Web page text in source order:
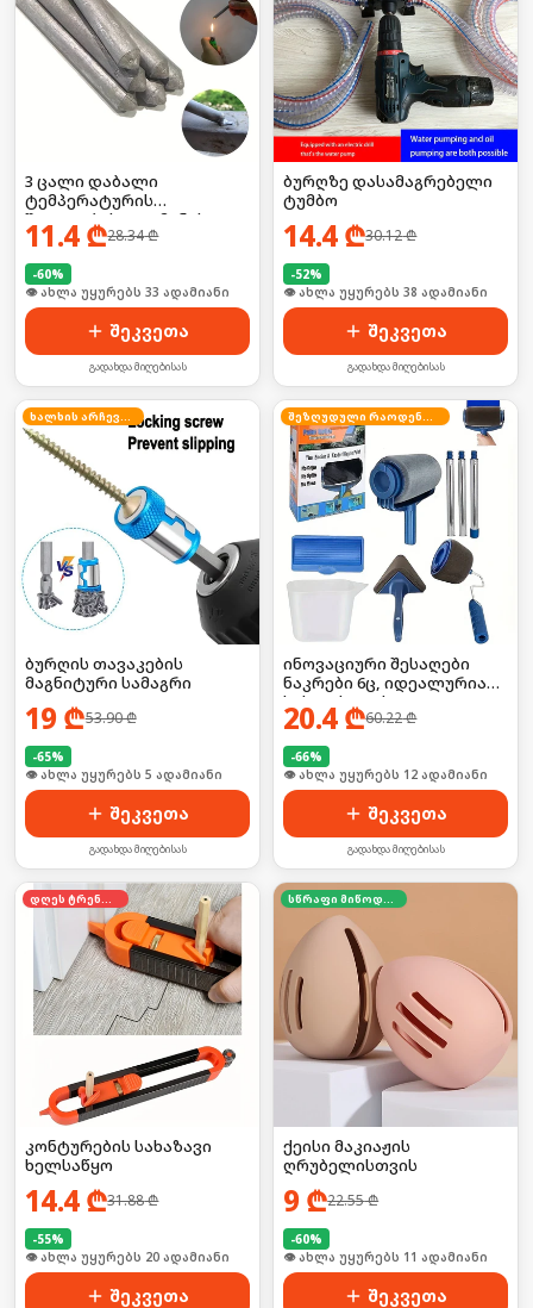
3 ცალი დაბალი
ტემპერატურის
შედუღების ალუმინის
წნელი, გამოიყენება
და ხვრელების
ამოსავსებად
11.4₾28.34₾
-60%
👁 ახლა უყურებს 33 ადამიანი
შეკვეთა
გადახდა მიღებისას
ბურღზე დასამაგრებელი
ტუმბო
14.4₾30.12₾
-52%
👁 ახლა უყურებს 38 ადამიანი
შეკვეთა
გადახდა მიღებისას
ხალხის არჩევანი
ბურღის თავაკების
მაგნიტური სამაგრი
19 ₾53.90₾
-65%
👁 ახლა უყურებს 5 ადამიანი
შეკვეთა
გადახდა მიღებისას
შეზღუდული რაოდენობა
ინოვაციური შესაღები
ნაკრები 6ც, იდეალურია
სახლისთვის
20.4₾60.22₾
-66%
👁 ახლა უყურებს 12 ადამიანი
შეკვეთა
გადახდა მიღებისას
დღეს ტრენდში
კონტურების სახაზავი
ხელსაწყო
14.4₾31.88₾
-55%
👁 ახლა უყურებს 20 ადამიანი
შეკვეთა
სწრაფი მიწოდება
ქეისი მაკიაჟის
ღრუბელისთვის
9 ₾22.55₾
-60%
👁 ახლა უყურებს 11 ადამიანი
შეკვეთა